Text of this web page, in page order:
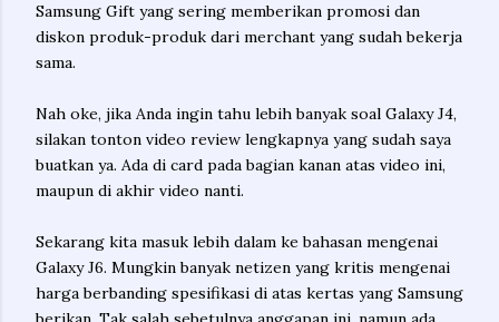
Samsung Gift yang sering memberikan promosi dan
diskon produk-produk dari merchant yang sudah bekerja
sama.
Nah oke, jika Anda ingin tahu lebih banyak soal Galaxy J4,
silakan tonton video review lengkapnya yang sudah saya
buatkan ya. Ada di card pada bagian kanan atas video ini,
maupun di akhir video nanti.
Sekarang kita masuk lebih dalam ke bahasan mengenai
Galaxy J6. Mungkin banyak netizen yang kritis mengenai
harga berbanding spesifikasi di atas kertas yang Samsung